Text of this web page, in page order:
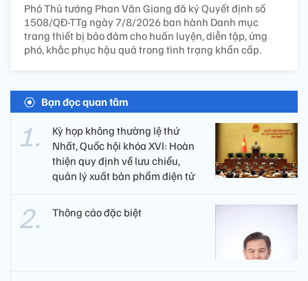
Phó Thủ tướng Phan Văn Giang đã ký Quyết định số
1508/QĐ-TTg ngày 7/8/2026 ban hành Danh mục
trang thiết bị bảo đảm cho huấn luyện, diễn tập, ứng
phó, khắc phục hậu quả trong tình trạng khẩn cấp.
Bạn đọc quan tâm
Kỳ họp không thường lệ thứ
Nhất, Quốc hội khóa XVI: Hoàn
thiện quy định về lưu chiểu,
quản lý xuất bản phẩm điện tử
Thông cáo đặc biệt